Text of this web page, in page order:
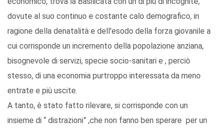
dovute al suo continuo e costante calo demografico, in
ragione della denatalità e dell'esodo della forza giovanile a
cui corrisponde un incremento della popolazione anziana,
bisognevole di servizi, specie socio-sanitari e , perciò
stesso, di una economia purtroppo interessata da meno
entrate e più uscite.
A tanto, è stato fatto rilevare, si corrisponde con un
insieme di “ distrazioni” ,che non fanno ben sperare per un